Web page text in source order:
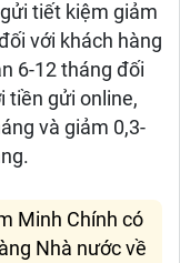
tiết kiệm giảm
với khách hàng
6-12 tháng đối
tiền gửi online,
và giảm 0,3-
Minh Chính có
Nhà nước về